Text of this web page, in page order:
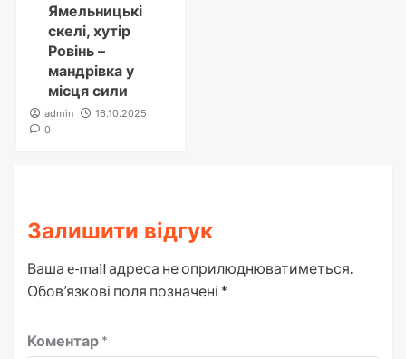
Ямельницькі
скелі, хутір
Ровінь –
мандрівка у
місця сили
admin
16.10.2025
0
Залишити відгук
Ваша e-mail адреса не оприлюднюватиметься.
Обов’язкові поля позначені *
Коментар *